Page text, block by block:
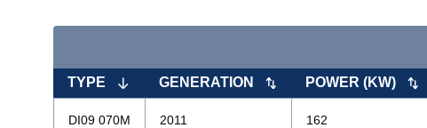
TYPE GENERATION POWER (KW)
DI09 070M 2011 162